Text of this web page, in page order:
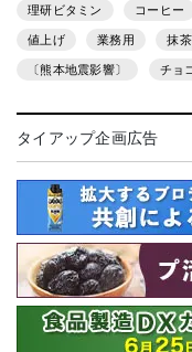
理研ビタミン コーヒー
値上げ 業務用 抹茶
〔熊本地震影響〕 チョ
タイアップ企画広告